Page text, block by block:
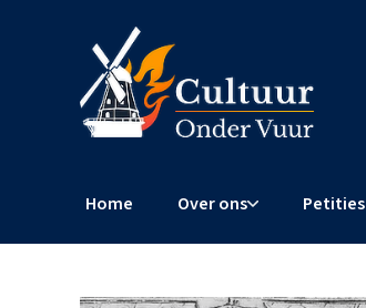
Home Over ons Petities